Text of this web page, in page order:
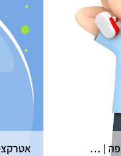
אטרקציות למשפחות בחיפה | חדרי בריחה חיפה | גלדיאטור